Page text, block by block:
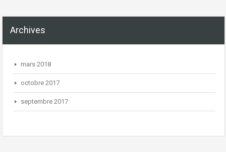
Archives
mars 2018
octobre 2017
septembre 2017